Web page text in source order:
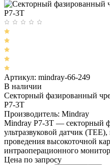
Артикул: mindray-66-249
В наличии
Секторный фазированный
P7-3T
Производитель: Mindray
Mindray P7-3T — секторный
ультразвуковой датчик
проведения высокоточной
интраоперационного
Цена по запросу